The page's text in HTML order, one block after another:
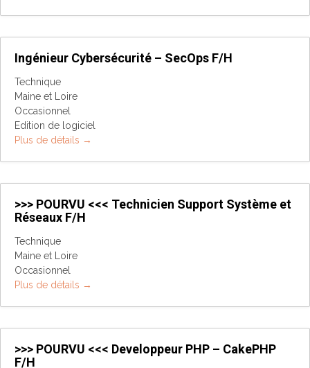
Ingénieur Cybersécurité – SecOps F/H
Technique
Maine et Loire
Occasionnel
Edition de logiciel
Plus de détails
>>> POURVU <<< Technicien Support Système et
Réseaux F/H
Technique
Maine et Loire
Occasionnel
Plus de détails
>>> POURVU <<< Developpeur PHP – CakePHP
F/H